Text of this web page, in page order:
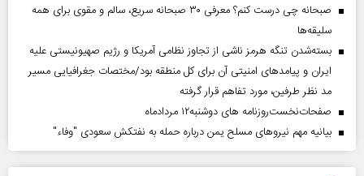
صبحانه چی درست کنم؟ معرفی ۳۰ صبحانه سریع، سالم و مقوی برای همه
سلیقه‌ها
بسته‌شدن تنگه هرمز ناشی از تجاوز نظامی آمریکا و رژیم صهیونیستی علیه
ایران و پیامد‌های امنیتی آن برای کل منطقه بود/مختصات جغرافیایی مسیر
مد نظر طرفین، مورد تفاهم قرار گرفته
صفحات‌نخست‌روزنامه ها‌ی دوشنبه‌۱۲ مردادماه
بیانیه مهم نیروهای مسلح یمن درباره حمله به نفتکش سعودی "وفاء"